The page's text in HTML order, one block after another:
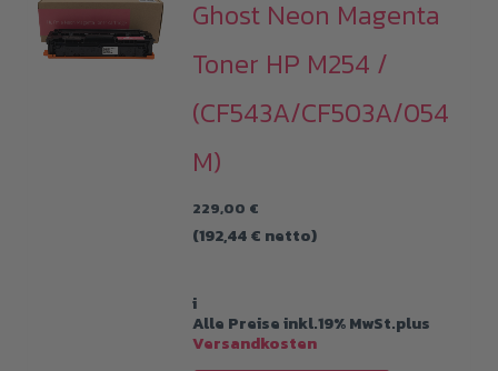
Ghost Neon Magenta
Toner HP M254 /
(CF543A/CF503A/054
M)
229,00 €
(192,44€ netto)
i
Alle Preise inkl.19% MwSt.plus
Versandkosten